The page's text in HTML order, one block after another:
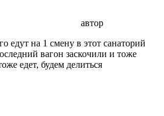
автор
едут на 1 смену в этот санаторий
вагон заскочили и тоже
едет, будем делиться